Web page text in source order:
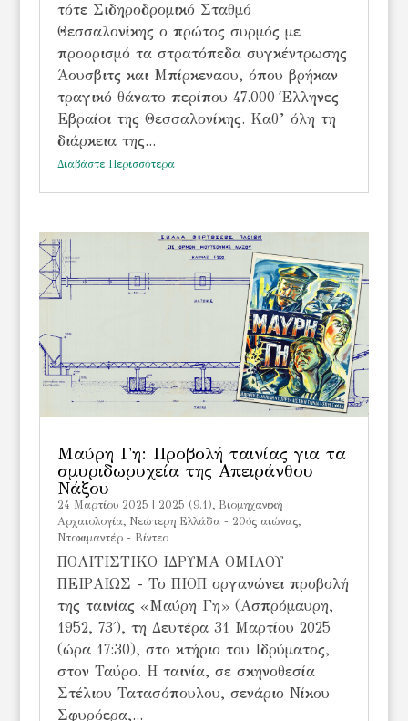
τότε Σιδηροδρομικό Σταθμό
Θεσσαλονίκης ο πρώτος συρμός με
προορισμό τα στρατόπεδα συγκέντρωσης
Άουσβιτς και Μπίρκεναου, όπου βρήκαν
τραγικό θάνατο περίπου 47.000 Έλληνες
Εβραίοι της Θεσσαλονίκης. Καθ’ όλη τη
διάρκεια της...
Διαβάστε Περισσότερα
Μαύρη Γη: Προβολή ταινίας για τα
σμυριδωρυχεία της Απειράνθου
Νάξου
24 Μαρτίου 2025 2025 (9.1), Βιομηχανική
Αρχαιολογία, Νεώτερη Ελλάδα - 20ός αιώνας,
Ντοκιμαντέρ - Βίντεο
ΠΟΛΙΤΙΣΤΙΚΟ ΙΔΡΥΜΑ ΟΜΙΛΟΥ
ΠΕΙΡΑΙΩΣ - Το ΠΙΟΠ οργανώνει προβολή
της ταινίας «Μαύρη Γη» (Ασπρόμαυρη,
1952, 73΄), τη Δευτέρα 31 Μαρτίου 2025
(ώρα 17:30), στο κτήριο του Ιδρύματος,
στον Ταύρο. Η ταινία, σε σκηνοθεσία
Στέλιου Τατασόπουλου, σενάριο Νίκου
Σφυρόερα,...